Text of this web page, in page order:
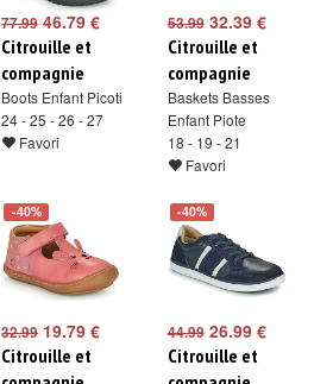
77.9946.79 €
Citrouille et
compagnie
Boots Enfant Picoti
24 - 25 - 26 - 27
Favori
53.9932.39 €
Citrouille et
compagnie
Baskets Basses
Enfant Piote
18 - 19 - 21
Favori
-40%
32.9919.79 €
Citrouille et
-40%
44.9926.99 €
Citrouille et